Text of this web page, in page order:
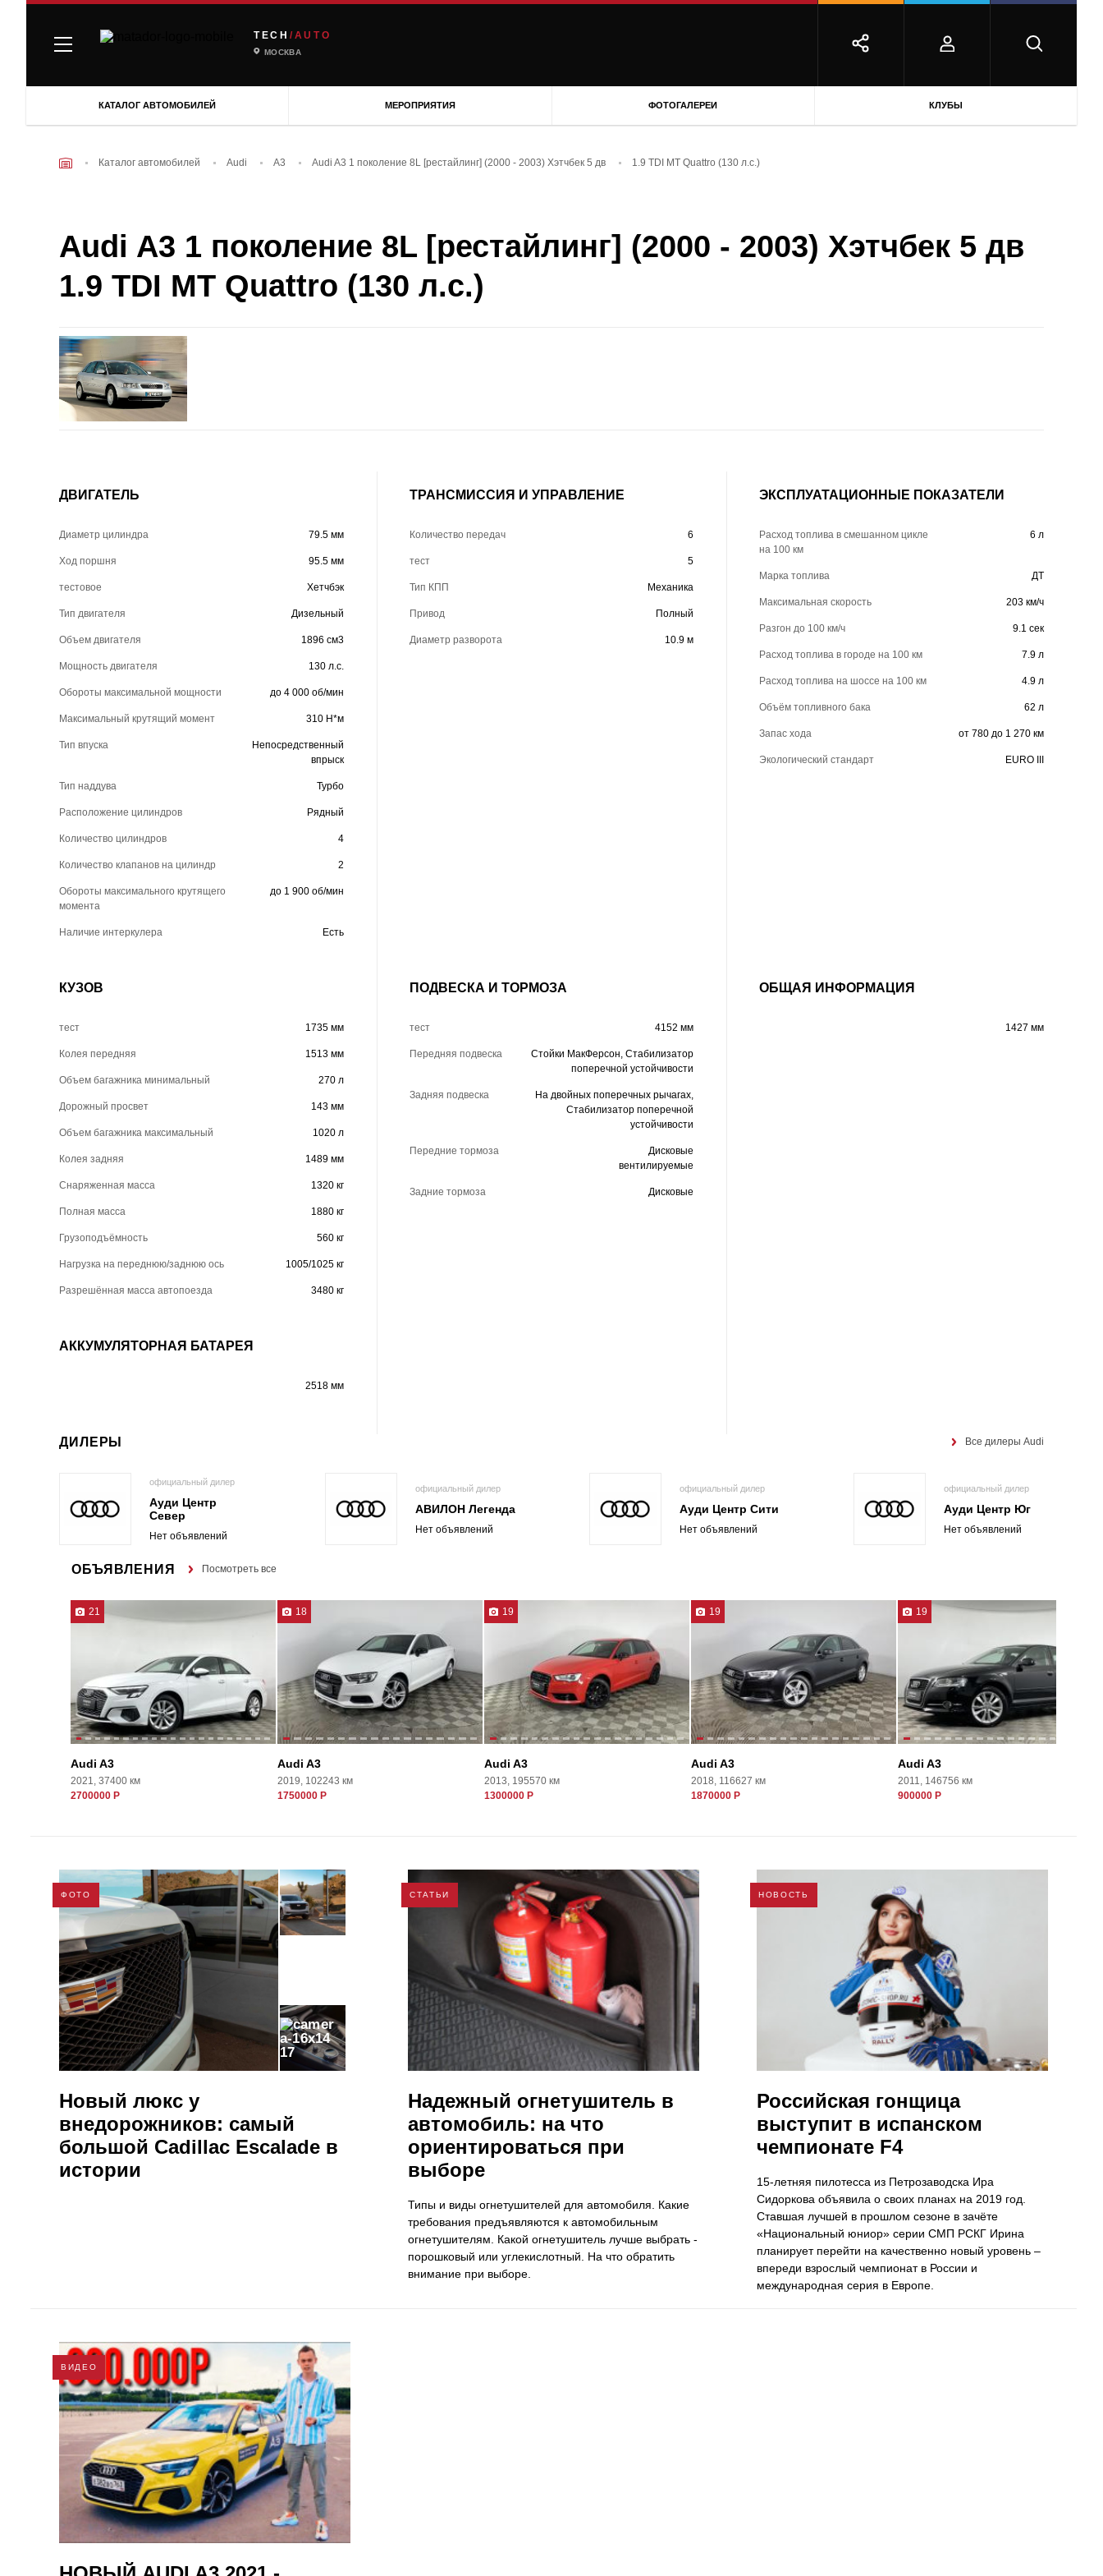
TECH /AUTO
МОСКВА
КАТАЛОГ АВТОМОБИЛЕЙ МЕРОПРИЯТИЯ ФОТОГАЛЕРЕИ КЛУБЫ
Каталог автомобилей Audi A3 Audi A3 1 поколение 8L [рестайлинг] (2000 - 2003) Хэтчбек 5 дв 1.9 TDI MT Quattro (130 л.с.)
Audi A3 1 поколение 8L [рестайлинг] (2000 - 2003) Хэтчбек 5 дв
1.9 TDI MT Quattro (130 л.с.)
ДВИГАТЕЛЬ
Диаметр цилиндра 79.5 мм
Ход поршня 95.5 мм
тестовое Хетчбэк
Тип двигателя Дизельный
Объем двигателя 1896 см3
Мощность двигателя 130 л.с.
Обороты максимальной мощности до 4 000 об/мин
Максимальный крутящий момент 310 Н*м
Тип впуска
Непосредственный
впрыск
Тип наддува Турбо
Расположение цилиндров Рядный
Количество цилиндров 4
Количество клапанов на цилиндр 2
Обороты максимального крутящего
момента
до 1 900 об/мин
Наличие интеркулера Есть
ТРАНСМИССИЯ И УПРАВЛЕНИЕ
Количество передач 6
тест 5
Тип КПП Механика
Привод Полный
Диаметр разворота 10.9 м
ЭКСПЛУАТАЦИОННЫЕ ПОКАЗАТЕЛИ
Расход топлива в смешанном цикле
на 100 км
6 л
Марка топлива ДТ
Максимальная скорость 203 км/ч
Разгон до 100 км/ч 9.1 сек
Расход топлива в городе на 100 км 7.9 л
Расход топлива на шоссе на 100 км 4.9 л
Объём топливного бака 62 л
Запас хода от 780 до 1 270 км
Экологический стандарт EURO III
КУЗОВ
тест 1735 мм
Колея передняя 1513 мм
Объем багажника минимальный 270 л
Дорожный просвет 143 мм
Объем багажника максимальный 1020 л
Колея задняя 1489 мм
Снаряженная масса 1320 кг
Полная масса 1880 кг
Грузоподъёмность 560 кг
Нагрузка на переднюю/заднюю ось 1005/1025 кг
Разрешённая масса автопоезда 3480 кг
ПОДВЕСКА И ТОРМОЗА
тест 4152 мм
Передняя подвеска
Стойки МакФерсон, Стабилизатор
поперечной устойчивости
Задняя подвеска
На двойных поперечных рычагах,
Стабилизатор поперечной
устойчивости
Передние тормоза
Дисковые
вентилируемые
Задние тормоза Дисковые
ОБЩАЯ ИНФОРМАЦИЯ
1427 мм
АККУМУЛЯТОРНАЯ БАТАРЕЯ
2518 мм
ДИЛЕРЫ Все дилеры Audi
официальный дилер
Ауди Центр
Север
Нет объявлений
официальный дилер
АВИЛОН Легенда
Нет объявлений
официальный дилер
Ауди Центр Сити
Нет объявлений
официальный дилер
Ауди Центр Юг
Нет объявлений
ОБЪЯВЛЕНИЯ Посмотреть все
21
Audi A3
2021, 37400 км
2700000 Р
18
Audi A3
2019, 102243 км
1750000 Р
19
Audi A3
2013, 195570 км
1300000 Р
19
Audi A3
2018, 116627 км
1870000 Р
19
Audi A3
2011, 146756 км
900000 Р
ФОТО
17
Новый люкс у
внедорожников: самый
большой Cadillac Escalade в
истории
СТАТЬИ
Надежный огнетушитель в
автомобиль: на что
ориентироваться при
выборе
Типы и виды огнетушителей для автомобиля. Какие
требования предъявляются к автомобильным
огнетушителям. Какой огнетушитель лучше выбрать -
порошковый или углекислотный. На что обратить
внимание при выборе.
НОВОСТЬ
Российская гонщица
выступит в испанском
чемпионате F4
15-летняя пилотесса из Петрозаводска Ира
Сидоркова объявила о своих планах на 2019 год.
Ставшая лучшей в прошлом сезоне в зачёте
«Национальный юниор» серии СМП РСКГ Ирина
планирует перейти на качественно новый уровень –
впереди взрослый чемпионат в России и
международная серия в Европе.
ВИДЕО